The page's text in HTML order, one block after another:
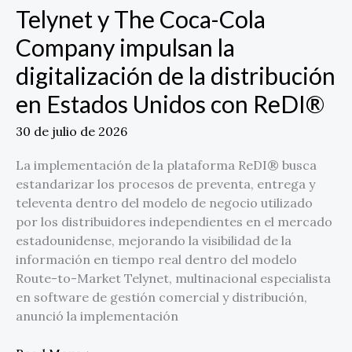
Telynet y The Coca-Cola
Company impulsan la
digitalización de la distribución
en Estados Unidos con ReDI®
30 de julio de 2026
La implementación de la plataforma ReDI® busca
estandarizar los procesos de preventa, entrega y
televenta dentro del modelo de negocio utilizado
por los distribuidores independientes en el mercado
estadounidense, mejorando la visibilidad de la
información en tiempo real dentro del modelo
Route-to-Market Telynet, multinacional especialista
en software de gestión comercial y distribución,
anunció la implementación
distribución
en
Estados
Unidos
con
ReDI®